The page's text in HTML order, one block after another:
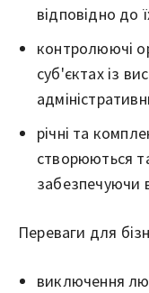
відповідно до
контролюючі
суб'єктах із
річні та
створюються
забезпечуючи
Переваги для
виключення